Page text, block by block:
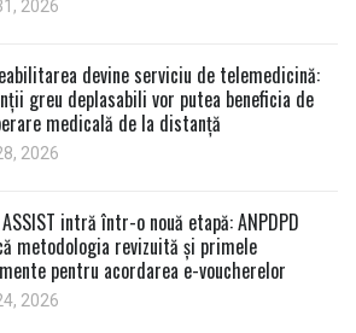
2026
devine serviciu de telemedicină:
greu deplasabili vor putea beneficia de
medicală de la distanță
2026
ASSIST intră într-o nouă etapă: ANPDPD
metodologia revizuită și primele
pentru acordarea e-voucherelor
2026